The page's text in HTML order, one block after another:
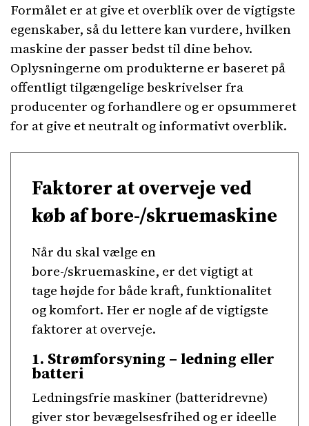
Formålet er at give et overblik over de vigtigste
egenskaber, så du lettere kan vurdere, hvilken
maskine der passer bedst til dine behov.
Oplysningerne om produkterne er baseret på
offentligt tilgængelige beskrivelser fra
producenter og forhandlere og er opsummeret
for at give et neutralt og informativt overblik.
Faktorer at overveje ved
køb af bore-/skruemaskine
Når du skal vælge en
bore-/skruemaskine, er det vigtigt at
tage højde for både kraft, funktionalitet
og komfort. Her er nogle af de vigtigste
faktorer at overveje.
1. Strømforsyning – ledning eller
batteri
Ledningsfrie maskiner (batteridrevne)
giver stor bevægelsesfrihed og er ideelle